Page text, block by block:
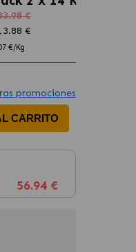
€
€
€/Kg
promociones
CARRITO
56.94 €